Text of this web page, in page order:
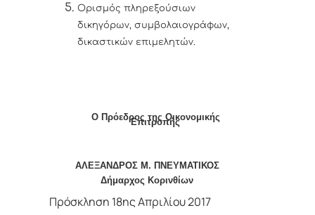
Ορισμός πληρεξούσιων
δικηγόρων, συμβολαιογράφων,
δικαστικών επιμελητών.
Ο Πρόεδρος της Οικονομικής
Επιτροπής
ΑΛΕΞΑΝΔΡΟΣ Μ. ΠΝΕΥΜΑΤΙΚΟΣ
Δήμαρχος Κορινθίων
Πρόσκληση 18ης Απριλίου 2017